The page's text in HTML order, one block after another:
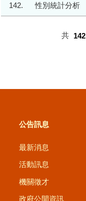
142. 性別統計分析
共 142
公告訊息
最新消息
活動訊息
機關徵才
政府公開資訊